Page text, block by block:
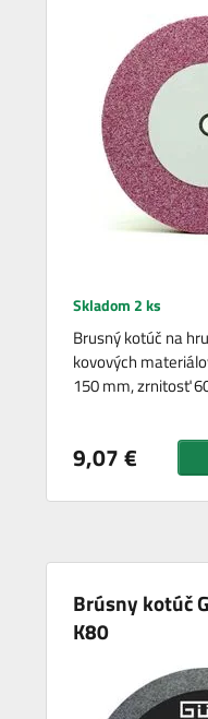
Skladom 2 ks
Brusný kotúč na
kovových
150 mm, zrnitosť
9,07 €
Brúsny kotúč
K80